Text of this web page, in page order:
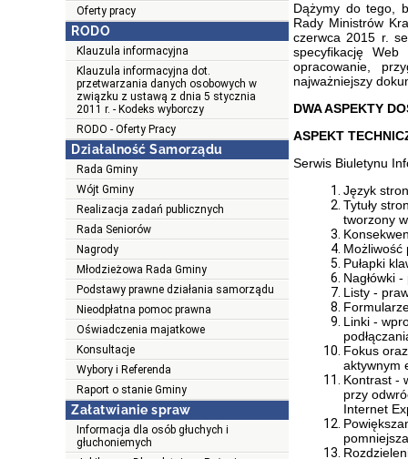
Oferty pracy
RODO
Klauzula informacyjna
Klauzula informacyjna dot.
przetwarzania danych osobowych w
związku z ustawą z dnia 5 stycznia
2011 r. - Kodeks wyborczy
RODO - Oferty Pracy
Działalność Samorządu
Rada Gminy
Wójt Gminy
Realizacja zadań publicznych
Rada Seniorów
Nagrody
Młodzieżowa Rada Gminy
Podstawy prawne działania samorządu
Nieodpłatna pomoc prawna
Oświadczenia majatkowe
Konsultacje
Wybory i Referenda
Raport o stanie Gminy
Załatwianie spraw
Informacja dla osób głuchych i
głuchoniemych
Dążymy do tego,
Rady Ministrów
czerwca 2015 r.
specyfikację
opracowanie,
najważniejszy
DWA ASPEKTY
ASPEKT
Serwis Biuletynu
Język
Tytuły
tworzony
Możliwość
Pułapki
Nagłówki
Listy -
Linki -
Fokus
aktywnym
Kontrast -
przy
Internet